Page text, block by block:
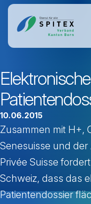
10.06.2015
Zusammen mit H+,
Senesuisse und der
Privée Suisse
Schweiz, dass das
Patientendossier